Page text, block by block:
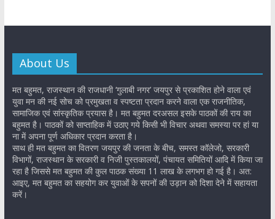
About Us
मत बहुमत, राजस्थान की राजधानी ‘गुलाबी नगर’ जयपुर से प्रकाशित होने वाला एवं
युवा मन की नई सोच को प्रमुखता व स्पष्टता प्रदान करने वाला एक राजनीतिक,
सामाजिक एवं सांस्कृतिक प्रयास है। मत बहुमत दरअसल इसके पाठकों की राय का
बहुमत है। पाठकों को साप्ताहिक में उठाए गये किसी भी विचार अथवा समस्या पर हां या
ना में अपना पूर्ण अधिकार प्रदान करता है।
साथ ही मत बहुमत का वितरण जयपुर की जनता के बीच, समस्त कॉलेजो, सरकारी
विभागों, राजस्थान के सरकारी व निजी पुस्तकालयों, पंचायत समितियों आदि में किया जा
रहा है जिससे मत बहुमत की कुल पाठक संख्या 11 लाख के लगभग हो गई है। अत:
आइए, मत बहुमत का सहयोग कर युवाओं के सपनों की उड़ान को दिशा देने में सहायता
करें।